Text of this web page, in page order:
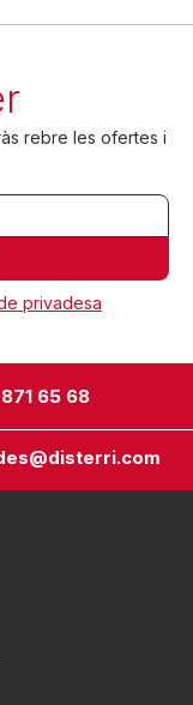
rebre les ofertes i
privadesa
65 68